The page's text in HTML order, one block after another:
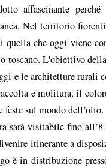
affascinante
Nel territorio
quella che oggi viene
toscano. L'obiettivo
e le architetture rurali
e molitura, il
feste sul mondo dell’olio.
sarà visitabile fino
itinerante a
è in distribuzione